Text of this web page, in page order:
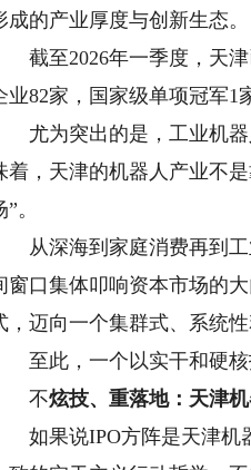
成的产业厚度与创新生态。
截至2026年一季度，天津
业82家，国家级单项冠军1
尤为突出的是，工业机器
着，天津的机器人产业不
”。
从深海到家庭消费再到工
窗口集体叩响资本市场的
，迈向一个集群式、系统性
至此，一个以实干和硬核
不炫技、重落地：天津
如果说IPO方阵是天津机